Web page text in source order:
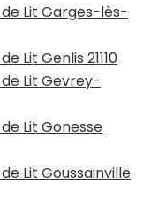
Lit Garges-lès-
Lit Genlis 21110
Lit Gevrey-
Lit Gonesse
Lit Goussainville